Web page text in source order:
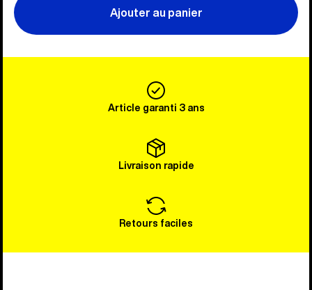
Ajouter au panier
Article garanti 3 ans
Livraison rapide
Retours faciles